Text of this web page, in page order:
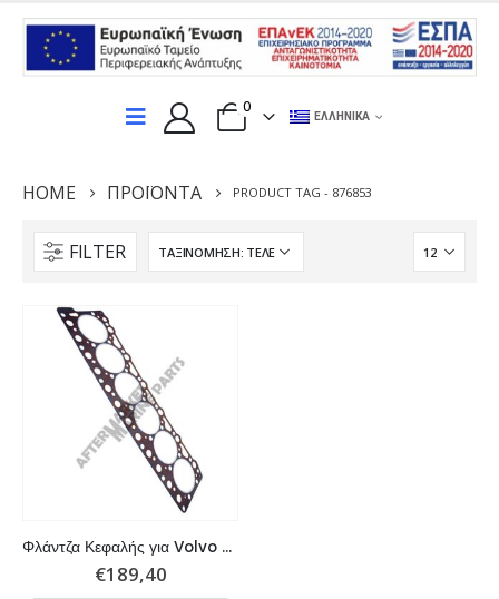
0
ΕΛΛΗΝΙΚΆ
HOME ΠΡΟΪΌΝΤΑ PRODUCT TAG - 876853
FILTER
Φλάντζα Κεφαλής για Volvo Penta σειράς D41, D42, D43, D44, D300, αντικαθιστά του: 3583786, 3582433, 3580742, 858992, 876853
€189,40